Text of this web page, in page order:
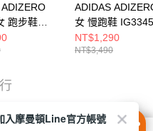
跑步鞋
ADIDAS
女 慢跑鞋 IG3345
NT$1,290
NT$3,490
入摩曼頓Line官方帳號